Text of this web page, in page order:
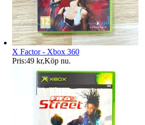
X Factor - Xbox 360
Pris:49 kr,Köp nu.